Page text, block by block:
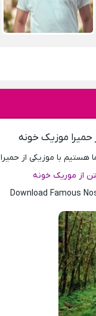
موزیک خونه
با موزیکی از حمیرا
از موریک خونه
Download Famous